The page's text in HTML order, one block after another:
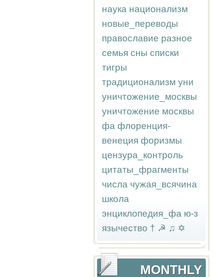
наука национализм
новые_переводы
православие разное
семья сны списки
тигры
традиционализм уни
уничтожение_москвы
уничтожение москвы
фа флоренция-
венеция форизмы
цензура_контроль
цитаты_фрагменты
числа чужая_всячина
школа
энциклопедия_фа ю-з
язычество † ☭ ♫ ✡
MONTHLY